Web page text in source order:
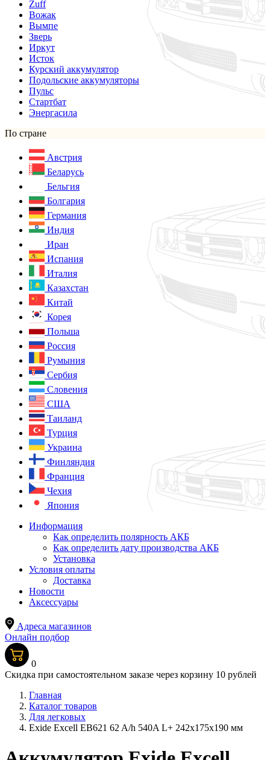
Zuff
Вожак
Вымпе
Зверь
Иркут
Исток
Курский аккумулятор
Подольские аккумуляторы
Пульс
Стартбат
Энергасила
По стране
Австрия
Беларусь
Бельгия
Болгария
Германия
Индия
Иран
Испания
Италия
Казахстан
Китай
Корея
Польша
Россия
Румыния
Сербия
Словения
США
Таиланд
Турция
Украина
Финляндия
Франция
Чехия
Япония
Информация
Как определить полярность АКБ
Как определить дату производства АКБ
Установка
Условия оплаты
Доставка
Новости
Аксессуары
Адреса магазинов
Онлайн подбор
0
Скидка при самостоятельном заказе через корзину 10 рублей
Главная
Каталог товаров
Для легковых
Exide Excell EB621 62 A/h 540A L+ 242x175x190 мм